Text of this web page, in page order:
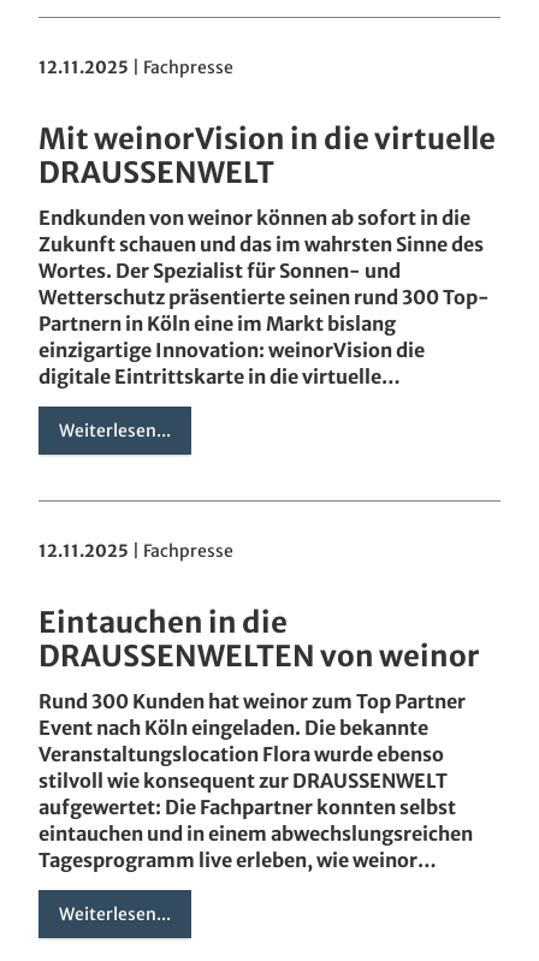
12.11.2025 Fachpresse
Mit weinorVision in die virtuelle
DRAUSSENWELT
Endkunden von weinor können ab sofort in die
Zukunft schauen und das im wahrsten Sinne des
Wortes. Der Spezialist für Sonnen- und
Wetterschutz präsentierte seinen rund 300 Top-
Partnern in Köln eine im Markt bislang
einzigartige Innovation: weinorVision die
digitale Eintrittskarte in die virtuelle…
Weiterlesen...
12.11.2025 Fachpresse
Eintauchen in die
DRAUSSENWELTEN von weinor
Rund 300 Kunden hat weinor zum Top Partner
Event nach Köln eingeladen. Die bekannte
Veranstaltungslocation Flora wurde ebenso
stilvoll wie konsequent zur DRAUSSENWELT
aufgewertet: Die Fachpartner konnten selbst
eintauchen und in einem abwechslungsreichen
Tagesprogramm live erleben, wie weinor…
Weiterlesen...